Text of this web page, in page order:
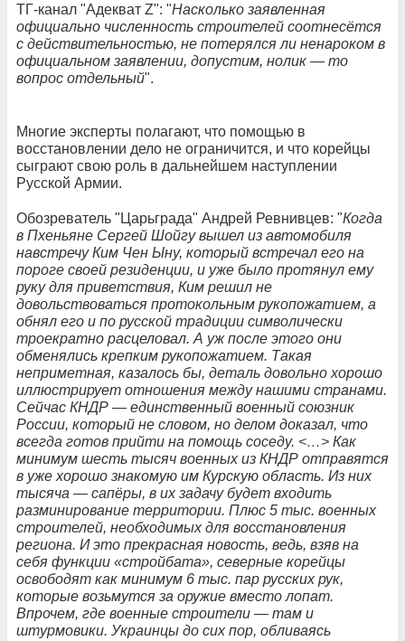
ТГ-канал "Адекват Z": "Насколько заявленная
официально численность строителей соотнесётся
с действительностью, не потерялся ли ненароком в
официальном заявлении, допустим, нолик — то
вопрос отдельный".
Многие эксперты полагают, что помощью в
восстановлении дело не ограничится, и что корейцы
сыграют свою роль в дальнейшем наступлении
Русской Армии.
Обозреватель "Царьграда" Андрей Ревнивцев: "Когда
в Пхеньяне Сергей Шойгу вышел из автомобиля
навстречу Ким Чен Ыну, который встречал его на
пороге своей резиденции, и уже было протянул ему
руку для приветствия, Ким решил не
довольствоваться протокольным рукопожатием, а
обнял его и по русской традиции символически
троекратно расцеловал. А уж после этого они
обменялись крепким рукопожатием. Такая
неприметная, казалось бы, деталь довольно хорошо
иллюстрирует отношения между нашими странами.
Сейчас КНДР — единственный военный союзник
России, который не словом, но делом доказал, что
всегда готов прийти на помощь соседу. <…> Как
минимум шесть тысяч военных из КНДР отправятся
в уже хорошо знакомую им Курскую область. Из них
тысяча — сапёры, в их задачу будет входить
разминирование территории. Плюс 5 тыс. военных
строителей, необходимых для восстановления
региона. И это прекрасная новость, ведь, взяв на
себя функции «стройбата», северные корейцы
освободят как минимум 6 тыс. пар русских рук,
которые возьмутся за оружие вместо лопат.
Впрочем, где военные строители — там и
штурмовики. Украинцы до сих пор, обливаясь